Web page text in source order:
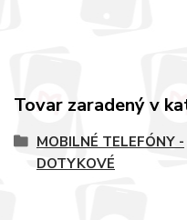
Tovar zaradený v
MOBILNÉ TELEFÓNY -
DOTYKOVÉ